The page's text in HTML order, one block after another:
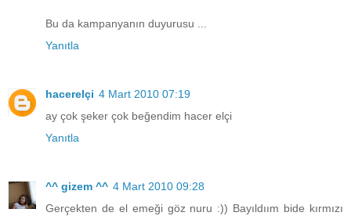
Bu da kampanyanın duyurusu ...
Yanıtla
hacerelçi 4 Mart 2010 07:19
ay çok şeker çok beğendim hacer elçi
Yanıtla
^^ gizem ^^ 4 Mart 2010 09:28
Gerçekten de el emeği göz nuru :)) Bayıldıım bide kırmızı